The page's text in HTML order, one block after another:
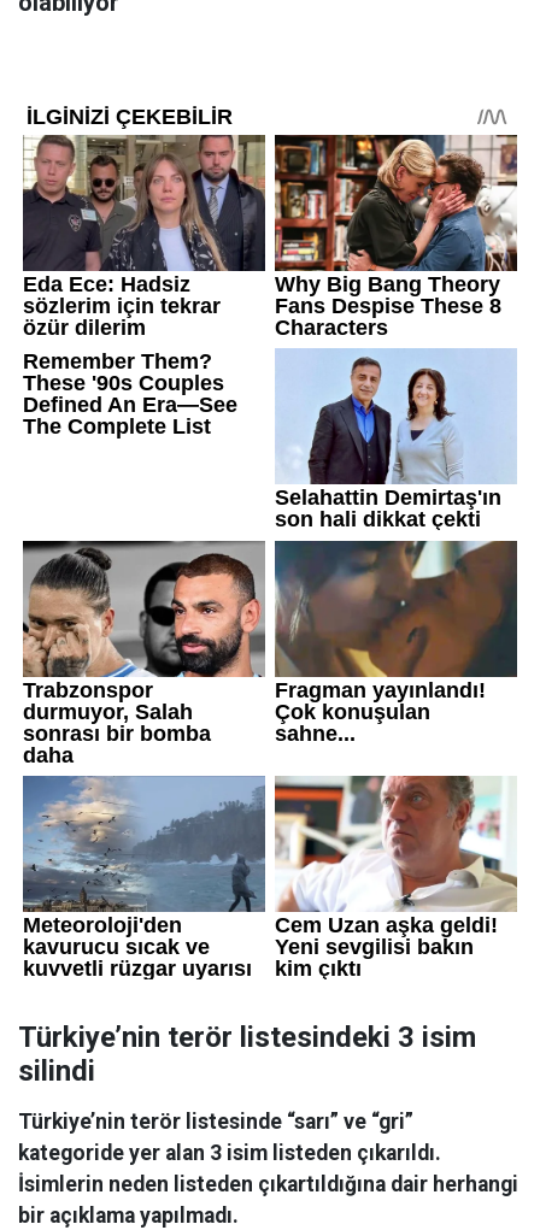
Türkiye’nin terör listesindeki 3 isim
silindi
Türkiye’nin terör listesinde “sarı” ve “gri”
kategoride yer alan 3 isim listeden çıkarıldı.
İsimlerin neden listeden çıkartıldığına dair herhangi
bir açıklama yapılmadı.